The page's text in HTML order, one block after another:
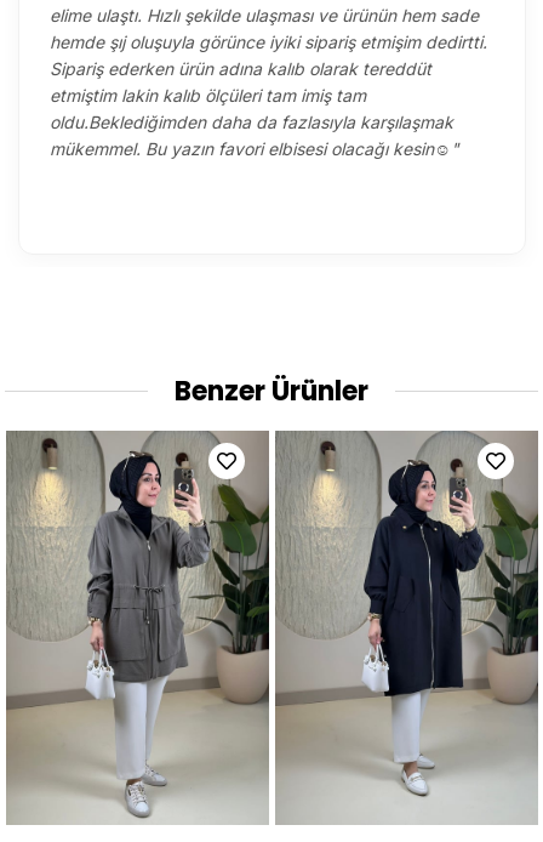
elime ulaştı. Hızlı şekilde ulaşması ve ürünün hem sade
hemde şıj oluşuyla görünce iyiki sipariş etmişim dedirtti.
Sipariş ederken ürün adına kalıb olarak tereddüt
etmiştim lakin kalıb ölçüleri tam imiş tam
oldu.Beklediğimden daha da fazlasıyla karşılaşmak
mükemmel. Bu yazın favori elbisesi olacağı kesin☺️"
Benzer Ürünler